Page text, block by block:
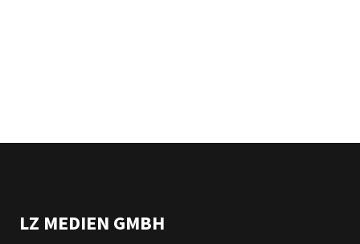
LZ MEDIEN GMBH